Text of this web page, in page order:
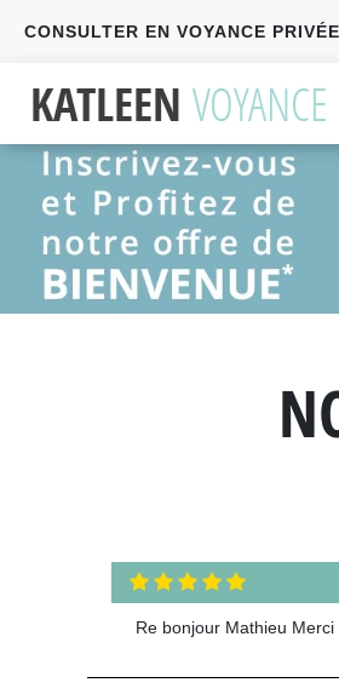
CONSULTER EN VOYANCE
Re bonjour Mathieu